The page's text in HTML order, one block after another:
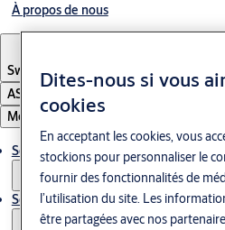
À propos de nous
Switzerland
ASSA ABLOY Group
Menu
Solutions
Service
Dites-nous si vous
cookies
En acceptant les cookies, vous
stockions pour personnaliser le
fournir des fonctionnalités de
l’utilisation du site. Les
être partagées avec nos